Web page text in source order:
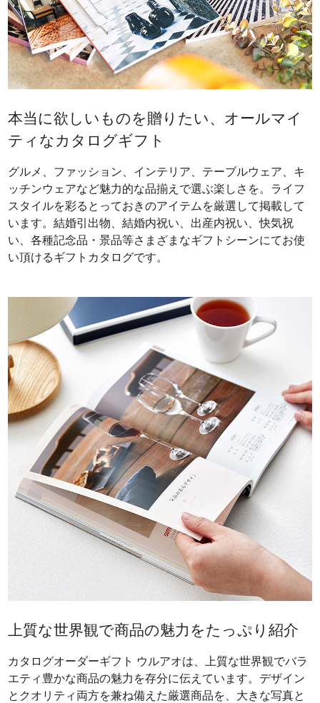
本当に欲しいものを贈りたい、オールマイ
ティなカタログギフト
グルメ、ファッション、インテリア、テーブルウェア、キ
ッチンウェアなど魅力的な品揃えで選ぶ楽しさを。ライフ
スタイルを彩るとっておきのアイテムを厳選して掲載して
います。結婚引出物、結婚内祝い、出産内祝い、快気祝
い、各種記念品・景品等さまざまなギフトシーンにてお使
い頂けるギフトカタログです。
上質な世界観で商品の魅力をたっぷり紹介
カタログオーダーギフト ウルアオは、上質な世界観でバラ
エティ豊かな商品の魅力を存分に伝えています。デザイン
とクオリティ両方を兼ね備えた厳選商品を、大きな写真と